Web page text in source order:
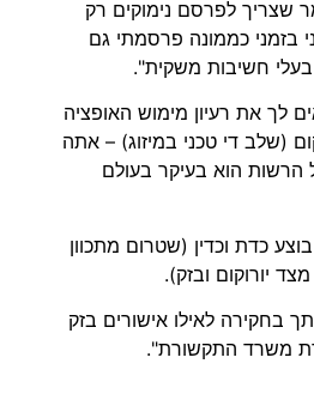
שצריך לפרסם נימוקים רק
בזמני כממונה פרסמתי גם
בעלי חשיבות משקית".
לך את רעיון מימוש האופציה
(שלב די טכני במיזוג) – אתה
הוא בעיקר בעולם
כדת וכדין (שטרום מתכוון
יורוקום ובזק).
בחקירה לאילו אישורים בזק
משרד התקשורת".